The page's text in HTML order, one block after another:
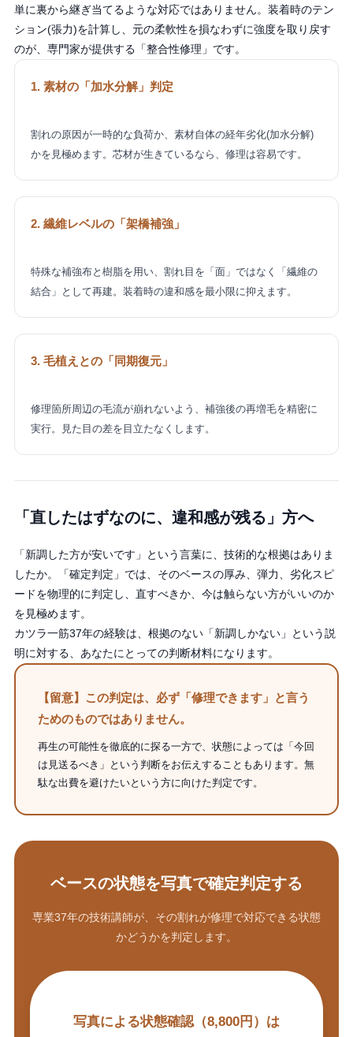
単に裏から継ぎ当てるような対応ではありません。装着時のテン
ション(張力)を計算し、元の柔軟性を損なわずに強度を取り戻す
のが、専門家が提供する「整合性修理」です。
1. 素材の「加水分解」判定
割れの原因が一時的な負荷か、素材自体の経年劣化(加水分解)
かを見極めます。芯材が生きているなら、修理は容易です。
2. 繊維レベルの「架橋補強」
特殊な補強布と樹脂を用い、割れ目を「面」ではなく「繊維の
結合」として再建。装着時の違和感を最小限に抑えます。
3. 毛植えとの「同期復元」
修理箇所周辺の毛流が崩れないよう、補強後の再増毛を精密に
実行。見た目の差を目立たなくします。
「直したはずなのに、違和感が残る」方へ
「新調した方が安いです」という言葉に、技術的な根拠はありま
したか。「確定判定」では、そのベースの厚み、弾力、劣化スピ
ードを物理的に判定し、直すべきか、今は触らない方がいいのか
を見極めます。
カツラ一筋37年の経験は、根拠のない「新調しかない」という説
明に対する、あなたにとっての判断材料になります。
【留意】この判定は、必ず「修理できます」と言う
ためのものではありません。
再生の可能性を徹底的に探る一方で、状態によっては「今回
は見送るべき」という判断をお伝えすることもあります。無
駄な出費を避けたいという方に向けた判定です。
ベースの状態を写真で確定判定する
専業37年の技術講師が、その割れが修理で対応できる状態
かどうかを判定します。
写真による状態確認（8,800円）は